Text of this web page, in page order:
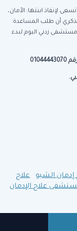
لإنقاذ ابنتها: الأمان،
أن طلب المساعدة
زدني اليوم لبدء
إدمان الشبو
علاج
علاج الإدمان